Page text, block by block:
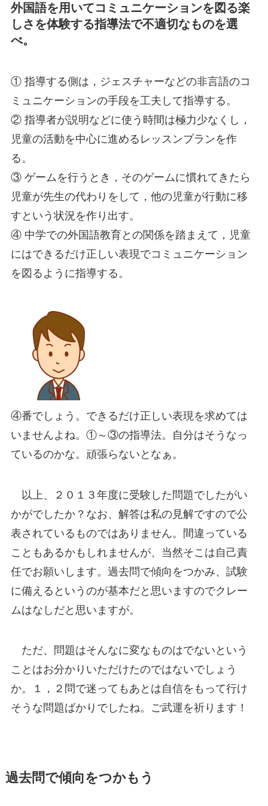
外国語を用いてコミュニケーションを図る楽
しさを体験する指導法で不適切なものを選
べ。
① 指導する側は，ジェスチャーなどの非言語のコ
ミュニケーションの手段を工夫して指導する。
② 指導者が説明などに使う時間は極力少なくし，
児童の活動を中心に進めるレッスンプランを作
る。
③ ゲームを行うとき，そのゲームに慣れてきたら
児童が先生の代わりをして，他の児童が行動に移
すという状況を作り出す。
④ 中学での外国語教育との関係を踏まえて，児童
にはできるだけ正しい表現でコミュニケーション
を図るように指導する。
④番でしょう。できるだけ正しい表現を求めては
いませんよね。①～③の指導法。自分はそうなっ
ているのかな。頑張らないとなぁ。
以上、２０１３年度に受験した問題でしたがい
かがでしたか？なお、解答は私の見解ですので公
表されているものではありません。間違っている
こともあるかもしれませんが、当然そこは自己責
任でお願いします。過去問で傾向をつかみ、試験
に備えるというのが基本だと思いますのでクレー
ムはなしだと思いますが。
ただ、問題はそんなに変なものはでないという
ことはお分かりいただけたのではないでしょう
か。
１，２問で迷ってもあとは自信をもって行け
そうな問題ばかり でしたね。ご武運を祈ります！
過去問で傾向をつかもう